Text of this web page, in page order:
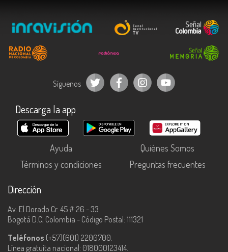
Síguenos
Descarga la app
Ayuda
Quiénes Somos
Términos y condiciones
Preguntas frecuentes
Dirección
Av. El Dorado Cr. 45 # 26 - 33
Bogotá D.C, Colombia - Código Postal: 111321
Teléfonos (+57)(601) 2200700.
Línea gratuita nacional: 018000123414.